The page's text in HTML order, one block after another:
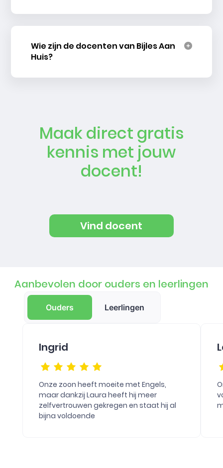
Wie zijn de docenten van Bijles Aan
Huis?
Maak direct gratis
kennis met jouw
docent!
Vind docent
Aanbevolen door ouders en leerlingen
Ouders Leerlingen
Ingrid
Onze zoon heeft moeite met Engels,
maar dankzij Laura heeft hij meer
zelfvertrouwen gekregen en staat hij al
bijna voldoende